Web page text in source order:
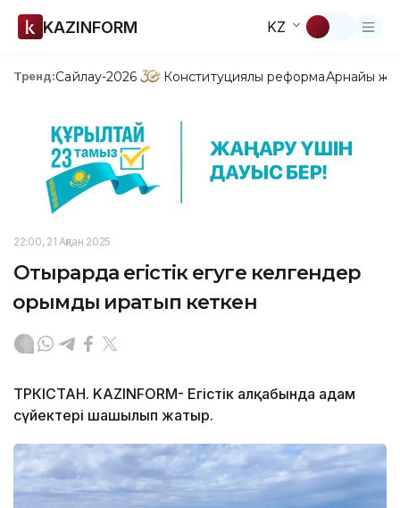
KAZINFORM KZ
Тренд:Сайлау-2026 Конституциялық реформаАрнайы
22:00, 21 Ақпан 2025
Отырарда егістік егуге келгендер
қорымды қиратып кеткен
ТҮРКІСТАН. KAZINFORM- Егістік алқабында адам
сүйектері шашылып жатыр.